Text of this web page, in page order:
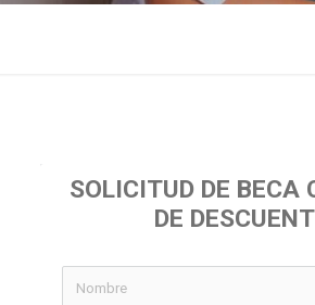
SOLICITUD DE BECA
DE